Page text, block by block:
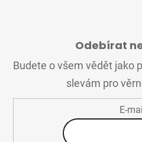
Odebírat
Budete o všem vědět jako
slevám pro
E-mail